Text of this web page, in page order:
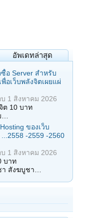
อัพเดทล่าสุด
อ Server สำหรับ
อเว็บพลังจิตเผยแผ่
1 สิงหาคม 2026
ต 10 บาท
ของเว็บ
-2559 -2560
1 สิงหาคม 2026
บาท
สังฆบูชา…